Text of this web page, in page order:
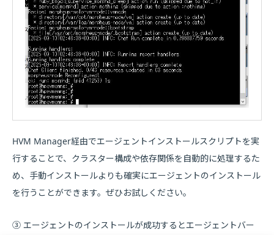
HVM Manager経由でエージェントインストールスクリプトを実
行することで、クラスター構成や依存関係を自動的に処理するた
め、手動インストールよりも確実にエージェントのインストール
を行うことができます。ぜひお試しください。
③ エージェントのインストールが成功するとエージェントバー